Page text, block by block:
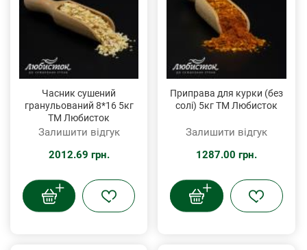
Часник сушений
гранульований 8*16 5кг
ТМ Любисток
Залишити відгук
2012.69 грн.
Приправа для курки (без
солі) 5кг ТМ Любисток
Залишити відгук
1287.00 грн.